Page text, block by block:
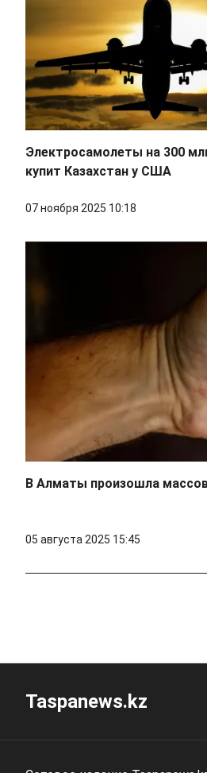
Электросамолеты на 300
купит Казахстан у США
07 ноября 2025 10:18
В Алматы произошла
05 августа 2025 15:45
Taspanews.kz